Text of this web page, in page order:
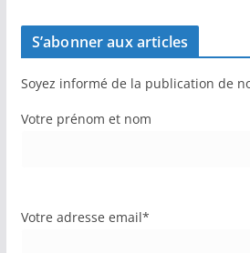
S’abonner aux articles
Soyez informé de la publication de
Votre prénom et nom
Votre adresse email*